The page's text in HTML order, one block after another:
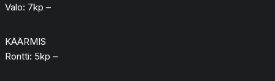
Valo: 7kp –
KÄÄRMIS
Rontti: 5kp –